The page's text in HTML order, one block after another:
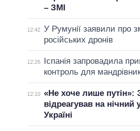
– ЗМІ
12:42 У Румунії заявили про
російських дронів
12:26
Іспанія запровадила
контроль для
12:10 «Не хоче лише путін»:
відреагував на нічний
Україні